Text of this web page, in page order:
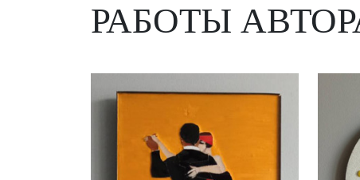
РАБОТЫ